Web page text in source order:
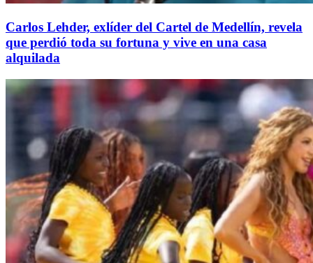
Carlos Lehder, exlíder del Cartel de Medellín, revela
que perdió toda su fortuna y vive en una casa
alquilada